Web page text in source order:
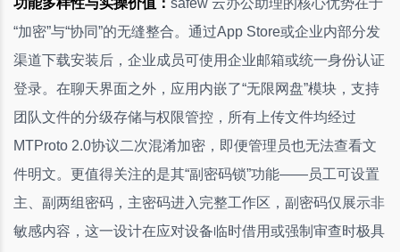
“加密”与“协同”的无缝整合。通过App Store或企业内部分发
渠道下载安装后，企业成员可使用企业邮箱或统一身份认证
登录。在聊天界面之外，应用内嵌了“无限网盘”模块，支持
团队文件的分级存储与权限管控，所有上传文件均经过
MTProto 2.0协议二次混淆加密，即便管理员也无法查看文
件明文。更值得关注的是其“副密码锁”功能——员工可设置
主、副两组密码，主密码进入完整工作区，副密码仅展示非
敏感内容，这一设计在应对设备临时借用或强制审查时极具